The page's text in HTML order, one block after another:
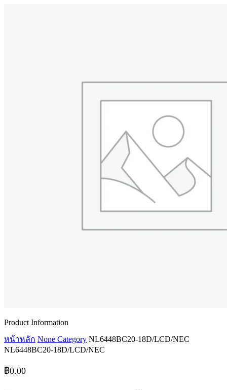
Product Information
หน้าหลัก None Category NL6448BC20-18D/LCD/NEC
NL6448BC20-18D/LCD/NEC
฿0.00